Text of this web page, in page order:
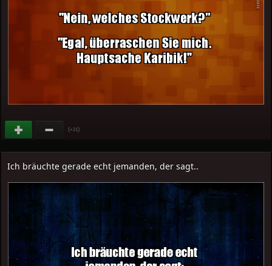
(+21)
Ich bräuchte gerade echt jemanden, der sagt..